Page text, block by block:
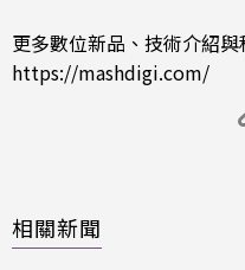
更多數位新品、技術介紹與
https://mashdigi.com/
相關新聞